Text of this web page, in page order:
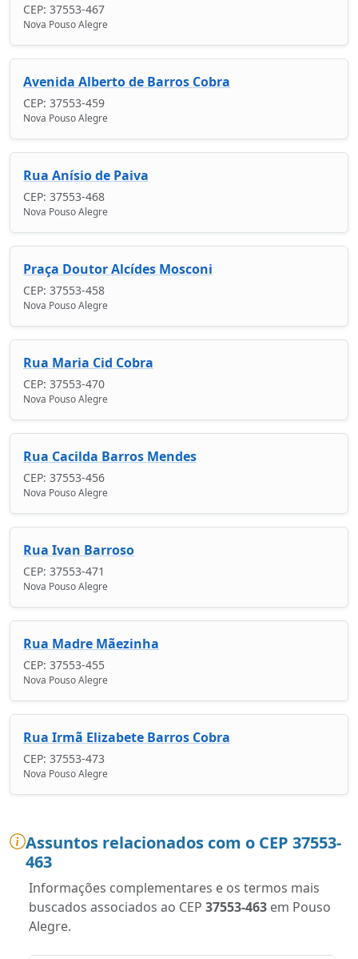
CEP: 37553-467
Nova Pouso Alegre
Avenida Alberto de Barros Cobra
CEP: 37553-459
Nova Pouso Alegre
Rua Anísio de Paiva
CEP: 37553-468
Nova Pouso Alegre
Praça Doutor Alcídes Mosconi
CEP: 37553-458
Nova Pouso Alegre
Rua Maria Cid Cobra
CEP: 37553-470
Nova Pouso Alegre
Rua Cacilda Barros Mendes
CEP: 37553-456
Nova Pouso Alegre
Rua Ivan Barroso
CEP: 37553-471
Nova Pouso Alegre
Rua Madre Mãezinha
CEP: 37553-455
Nova Pouso Alegre
Rua Irmã Elizabete Barros Cobra
CEP: 37553-473
Nova Pouso Alegre
Assuntos relacionados com o CEP 37553-
463
Informações complementares e os termos mais
buscados associados ao CEP 37553-463 em Pouso
Alegre.